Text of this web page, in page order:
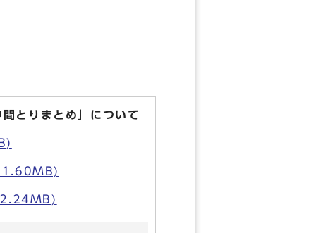
とりまとめ」について
1.60MB)
2.24MB)